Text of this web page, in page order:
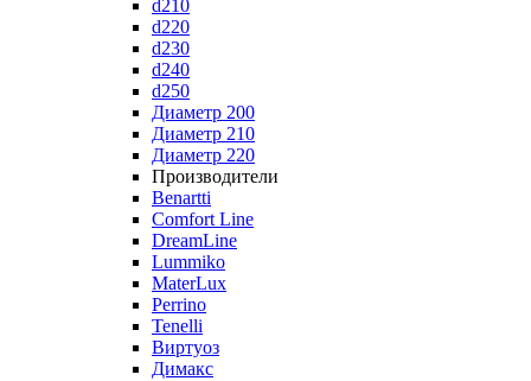
d210
d220
d230
d240
d250
Диаметр 200
Диаметр 210
Диаметр 220
Производители
Benartti
Comfort Line
DreamLine
Lummiko
MaterLux
Perrino
Tenelli
Виртуоз
Димакс